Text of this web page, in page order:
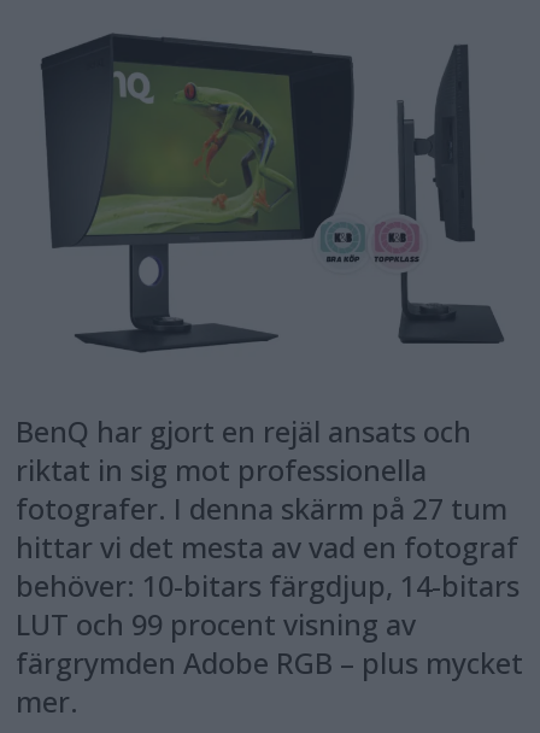
BenQ har gjort en rejäl ansats och
riktat in sig mot professionella
fotografer. I denna skärm på 27 tum
hittar vi det mesta av vad en fotograf
behöver: 10-bitars färgdjup, 14-bitars
LUT och 99 procent visning av
färgrymden Adobe RGB – plus mycket
mer.